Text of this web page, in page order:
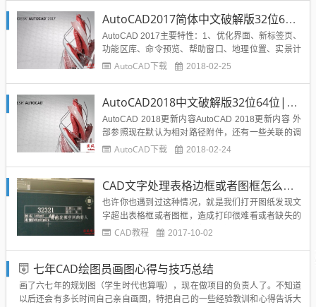
双核...
AutoCAD2017简体中文破解版32位64位|附序列号|注册机|下载
AutoCAD 2017主要特性：1、优化界面、新标签页、
功能区库、命令预览、帮助窗口、地理位置、实景计
算、Exchange应用程序、计划提要、线平滑新增暗
加速效果相当明显。4、Auto CAD 2016的...
AutoCAD下载 2018-02-25
AutoCAD2018中文破解版32位64位|附序列号|注册机|下载
AutoCAD 2018更新内容AutoCAD 2018更新内容 外
部参照现在默认为相对路径附件，还有一些关联的调
整，包括find / replace路径您可以选择屏幕外的对象
有一些更小的用户界面调整当然包括...
AutoCAD下载 2018-02-24
CAD文字处理表格边框或者图框怎么解决？
也许你也遇到过这种情况，就是我们打开图纸发现文
字超出表格框或者图框，造成打印很难看或者缺失的
情况，那么遇到CAD文字超出表格框或者图框该怎么
业，之所以在做成图块后才发现文字出格，应该是在
图块中使用了属性文字，属...
CAD教程 2017-10-02
七年CAD绘图员画图心得与技巧总结
画了六七年的规划图（学生时代也算哦），现在做项目的负责人了。不知道
以后还会有多长时间自己亲自画图，特把自己的一些经验教训和心得告诉大